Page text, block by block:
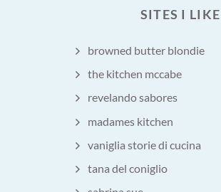
SITES I LIKE
browned butter blondie
the kitchen mccabe
revelando sabores
madames kitchen
vaniglia storie di cucina
tana del coniglio